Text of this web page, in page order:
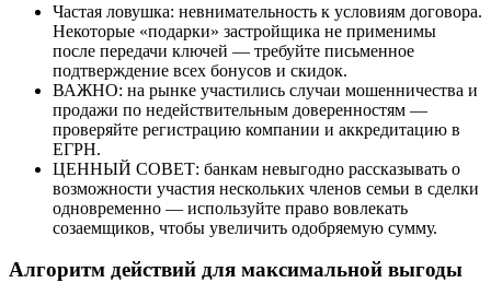
Частая ловушка: невнимательность к условиям договора.
Некоторые «подарки» застройщика не применимы
после передачи ключей — требуйте письменное
подтверждение всех бонусов и скидок.
ВАЖНО: на рынке участились случаи мошенничества и
продажи по недействительным доверенностям —
проверяйте регистрацию компании и аккредитацию в
ЕГРН.
ЦЕННЫЙ СОВЕТ: банкам невыгодно рассказывать о
возможности участия нескольких членов семьи в сделки
одновременно — используйте право вовлекать
созаемщиков, чтобы увеличить одобряемую сумму.
Алгоритм действий для максимальной выгоды